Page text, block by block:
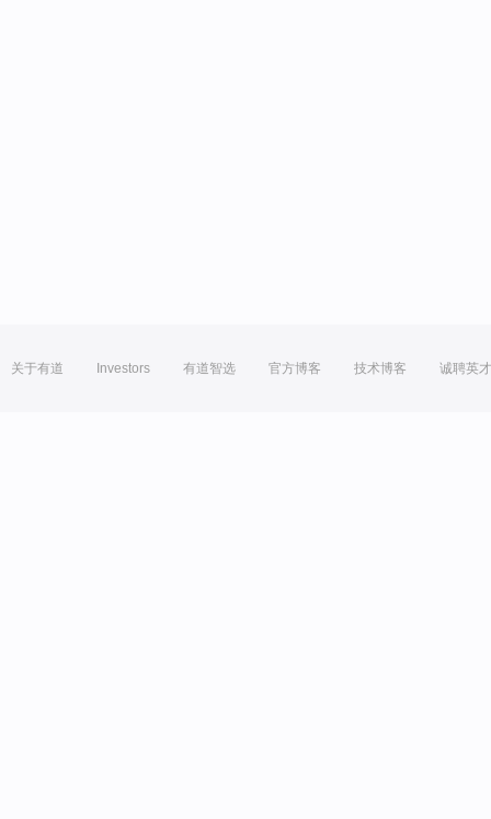
关于有道 Investors 有道智选 官方博客 技术博客 诚聘英才